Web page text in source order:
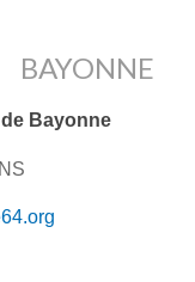
BAYONNE
Bayonne